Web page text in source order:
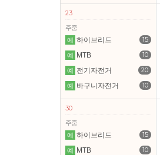
23
주중
15
예 하이브리드
10
예
MTB
20
예 전기자전거
10
예 바구니자전거
30
주중
15
예 하이브리드
10
예
MTB